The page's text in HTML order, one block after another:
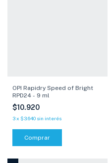
OPI Rapidry Speed of Bright
RPD24 - 9 ml
$10.920
3x $3.640 sin interés
Comprar